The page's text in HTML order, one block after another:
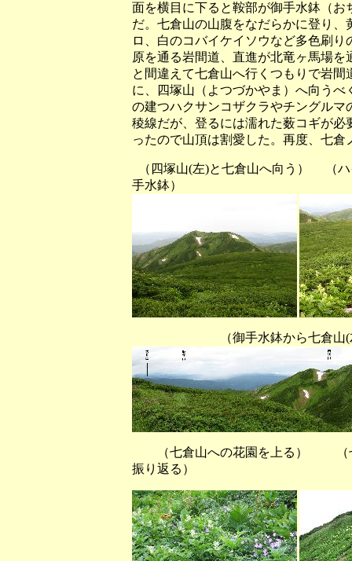
面を横目に下ると鞍部が御手水鉢（
だ。七倉山の山腹をなだらかに登り
ロ、白のコバイケイソウなど多色刷
原を通る岩間道、直進が北竜ヶ馬場
と間違えて七倉山へ行くつもりで岩
に、四塚山（よつづかやま）へ向う
の建つハクサンコザクラやチングル
稜線だが、登るには濡れた薮コギが
ったので山頂は割愛した。再度、七
（四塚山(左)と七倉山へ向う） （
手水鉢）
（御手水鉢から七倉山(左)と
（七倉山への花園を上る） （七
振り返る）